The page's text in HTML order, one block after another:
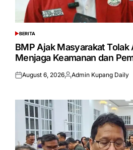
POSTED
IN
BERITA
BMP Ajak Masyarakat Tolak
Menjaga Keamanan dan
Posted
August 6, 2026Posted
Admin Kupang Daily